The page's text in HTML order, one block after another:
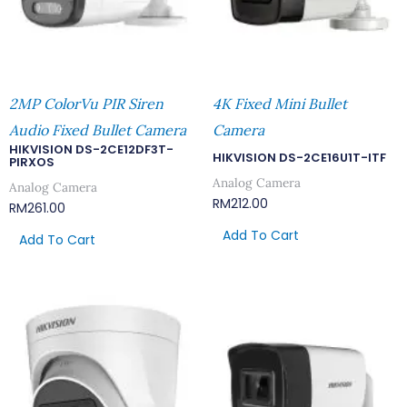
2MP ColorVu PIR Siren
Audio Fixed Bullet Camera
HIKVISION DS-2CE12DF3T-
PIRXOS
Analog Camera
RM261.00
Add To Cart
4K Fixed Mini Bullet
Camera
HIKVISION DS-2CE16U1T-ITF
Analog Camera
RM212.00
Add To Cart